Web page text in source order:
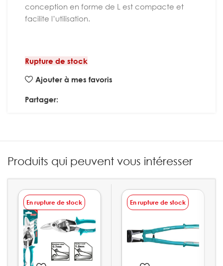
conception en forme de L est compacte et
facilite l’utilisation.
Rupture de stock
Ajouter à mes favoris
Partager:
Produits qui peuvent vous intéresser
En rupture de stock En rupture de stock